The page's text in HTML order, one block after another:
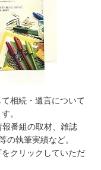
相続・遺言について
。
番組の取材、雑誌
の執筆実績など。
クリックしていただ